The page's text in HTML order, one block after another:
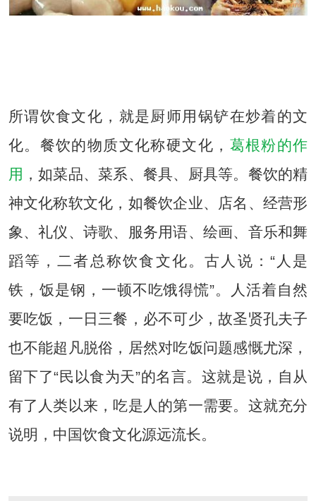
所谓饮食文化，就是厨师用锅铲在炒着的文
化。餐饮的物质文化称硬文化， 葛根粉的作
用 ，如菜品、菜系、餐具、厨具等。餐饮的精
神文化称软文化，如餐饮企业、店名、经营形
象、礼仪、诗歌、服务用语、绘画、音乐和舞
蹈等，二者总称饮食文化。古人说：“人是
铁，饭是钢，一顿不吃饿得慌”。人活着自然
要吃饭，一日三餐，必不可少，故圣贤孔夫子
也不能超凡脱俗，居然对吃饭问题感慨尤深，
留下了“民以食为天”的名言。这就是说，自从
有了人类以来，吃是人的第一需要。这就充分
说明，中国饮食文化源远流长。